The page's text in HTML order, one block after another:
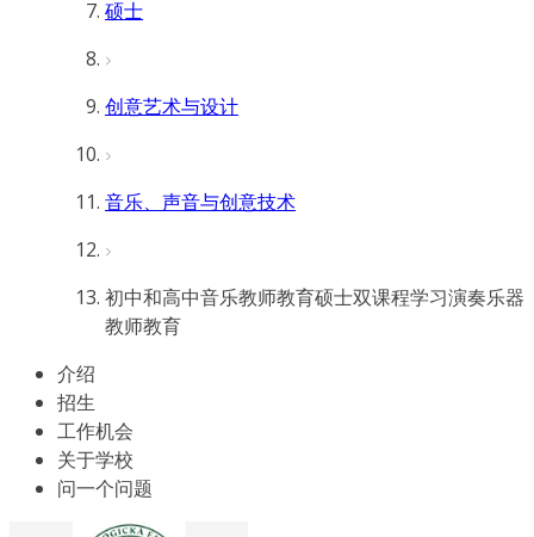
硕士
创意艺术与设计
音乐、声音与创意技术
初中和高中音乐教师教育硕士双课程学习演奏乐器
教师教育
介绍
招生
工作机会
关于学校
问一个问题